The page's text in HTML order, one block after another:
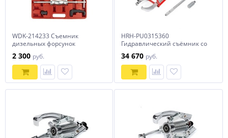
WDK-214233 Съемник
дизельных форсунок
молотком
2 300 руб.
HRH-PU0315360
Гидравлический съёмник со
самоцентрующийся, 15 т, 20-
360 мм
34 670 руб.